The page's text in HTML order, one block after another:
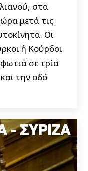
στα
μετά τις
Οι
ή Κούρδοι
σε τρία
την οδό